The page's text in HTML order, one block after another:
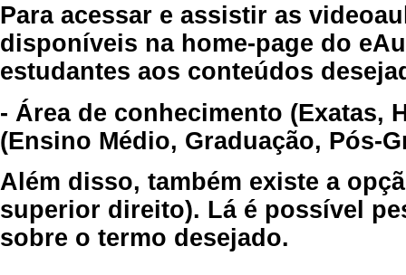
Para acessar e assistir as
disponíveis na home-page do
estudantes aos conteúdos
- Área de conhecimento (Exatas,
(Ensino Médio, Graduação, Pós-
Além disso, também existe a
superior direito). Lá é possível
sobre o termo desejado.